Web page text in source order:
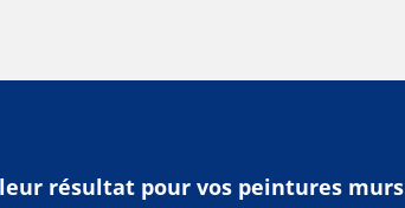
résultat pour vos peintures murs